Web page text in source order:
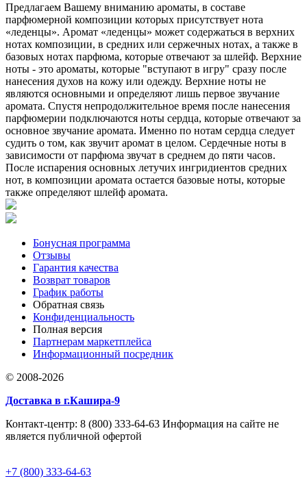
Предлагаем Вашему вниманию ароматы, в составе
парфюмерной композиции которых присутствует нота
«леденцы». Аромат «леденцы» может содержаться в верхних
нотах композиции, в средних или сержечных нотах, а также в
базовых нотах парфюма, которые отвечают за шлейф. Верхние
ноты - это ароматы, которые "вступают в игру" сразу после
нанесения духов на кожу или одежду. Верхние ноты не
являются основными и определяют лишь первое звучание
аромата. Спустя непродолжительное время после нанесения
парфюмерии подключаются ноты сердца, которые отвечают за
основное звучание аромата. Именно по нотам сердца следует
судить о том, как звучит аромат в целом. Сердечные ноты в
зависимости от парфюма звучат в среднем до пяти часов.
После испарения основных летучих ингридиентов средних
нот, в композиции аромата остается базовые ноты, которые
также определяют шлейф аромата.
Бонусная программа
Отзывы
Гарантия качества
Возврат товаров
График работы
Обратная связь
Конфиденциальность
Полная версия
Партнерам маркетплейса
Информационный посредник
© 2008-2026
Доставка в г.Кашира-9
Контакт-центр: 8 (800) 333-64-63 Информация на сайте не
является публичной офертой
+7 (800) 333-64-63